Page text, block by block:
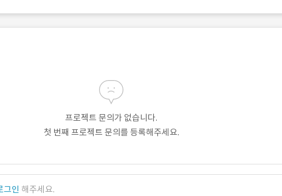
프로젝트 문의가 없습니다.
첫 번째 프로젝트 문의를 등록해주세요.
그인 해주세요.